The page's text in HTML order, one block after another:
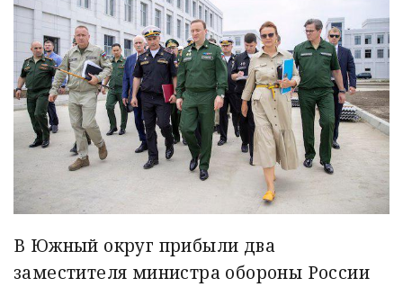
В Южный округ прибыли два
заместителя министра обороны России